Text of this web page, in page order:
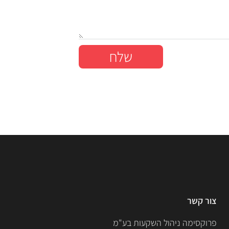
שלח
צור קשר
פרוקסימה ניהול השקעות בע"מ